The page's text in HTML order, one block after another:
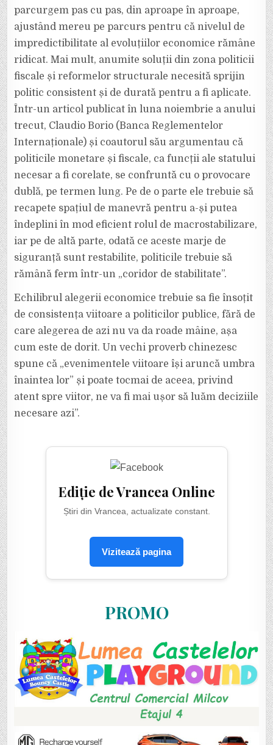
parcurgem pas cu pas, din aproape în aproape,
ajustând mereu pe parcurs pentru că nivelul de
impredictibilitate al evoluțiilor economice rămâne
ridicat. Mai mult, anumite soluții din zona politicii
fiscale și reformelor structurale necesită sprijin
politic consistent și de durată pentru a fi aplicate.
Într-un articol publicat în luna noiembrie a anului
trecut, Claudio Borio (Banca Reglementelor
Internaționale) și coautorul său argumentau că
politicile monetare și fiscale, ca funcții ale statului
necesar a fi corelate, se confruntă cu o provocare
dublă, pe termen lung. Pe de o parte ele trebuie să
recapete spațiul de manevră pentru a-și putea
îndeplini în mod eficient rolul de macrostabilizare,
iar pe de altă parte, odată ce aceste marje de
siguranță sunt restabilite, politicile trebuie să
rămână ferm într-un „coridor de stabilitate”.
Echilibrul alegerii economice trebuie sa fie însoțit
de consistența viitoare a politicilor publice, fără de
care alegerea de azi nu va da roade mâine, așa
cum este de dorit. Un vechi proverb chinezesc
spune că „evenimentele viitoare își aruncă umbra
înaintea lor” și poate tocmai de aceea, privind
atent spre viitor, ne va fi mai ușor să luăm deciziile
necesare azi”.
Ediție de Vrancea Online
Știri din Vrancea, actualizate constant.
Vizitează pagina
PROMO